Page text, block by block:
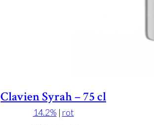
Clavien Syrah – 75 cl
14.2% | rot